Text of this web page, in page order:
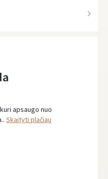
apsaugo nuo
Skaityti plačiau